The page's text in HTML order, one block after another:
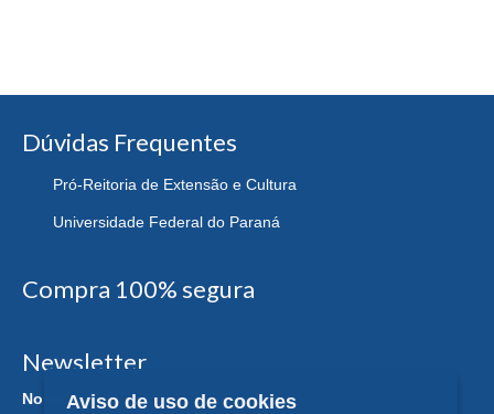
Dúvidas Frequentes
Pró-Reitoria de Extensão e Cultura
Universidade Federal do Paraná
Compra 100% segura
Newsletter
Nome:Aviso de uso de cookies